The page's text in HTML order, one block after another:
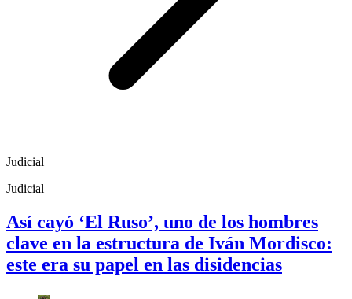
Judicial
Judicial
Así cayó ‘El Ruso’, uno de los hombres
clave en la estructura de Iván Mordisco:
este era su papel en las disidencias